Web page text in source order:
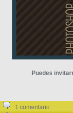
Puedes
1 comentario